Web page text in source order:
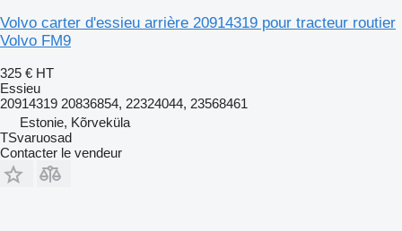
Volvo carter d'essieu arrière 20914319 pour tracteur routier
Volvo FM9
325 € HT
Essieu
20914319 20836854, 22324044, 23568461
Estonie, Kõrveküla
TSvaruosad
Contacter le vendeur